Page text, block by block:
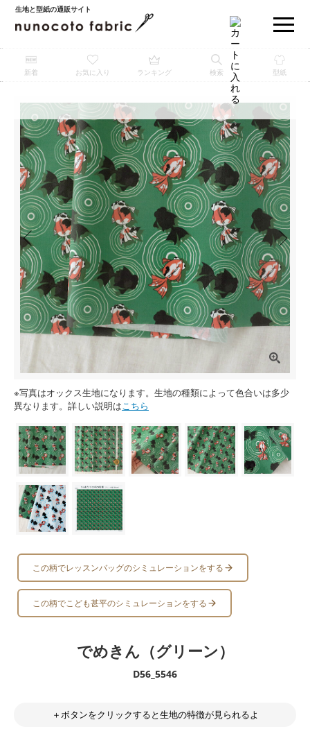
生地と型紙の通販サイト
新着 お気に入り ランキング 検索 型紙
※写真はオックス生地になります。生地の種類によって色合いは多少
異なります。詳しい説明はこちら
この柄でレッスンバッグのシミュレーションをする
この柄でこども甚平のシミュレーションをする
でめきん（グリーン）
D56_5546
＋ボタンをクリックすると生地の特徴が見られるよ